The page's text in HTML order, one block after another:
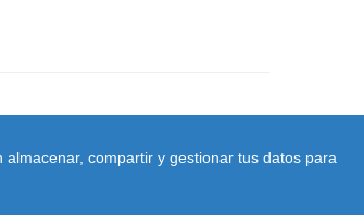
compartir y gestionar tus datos para